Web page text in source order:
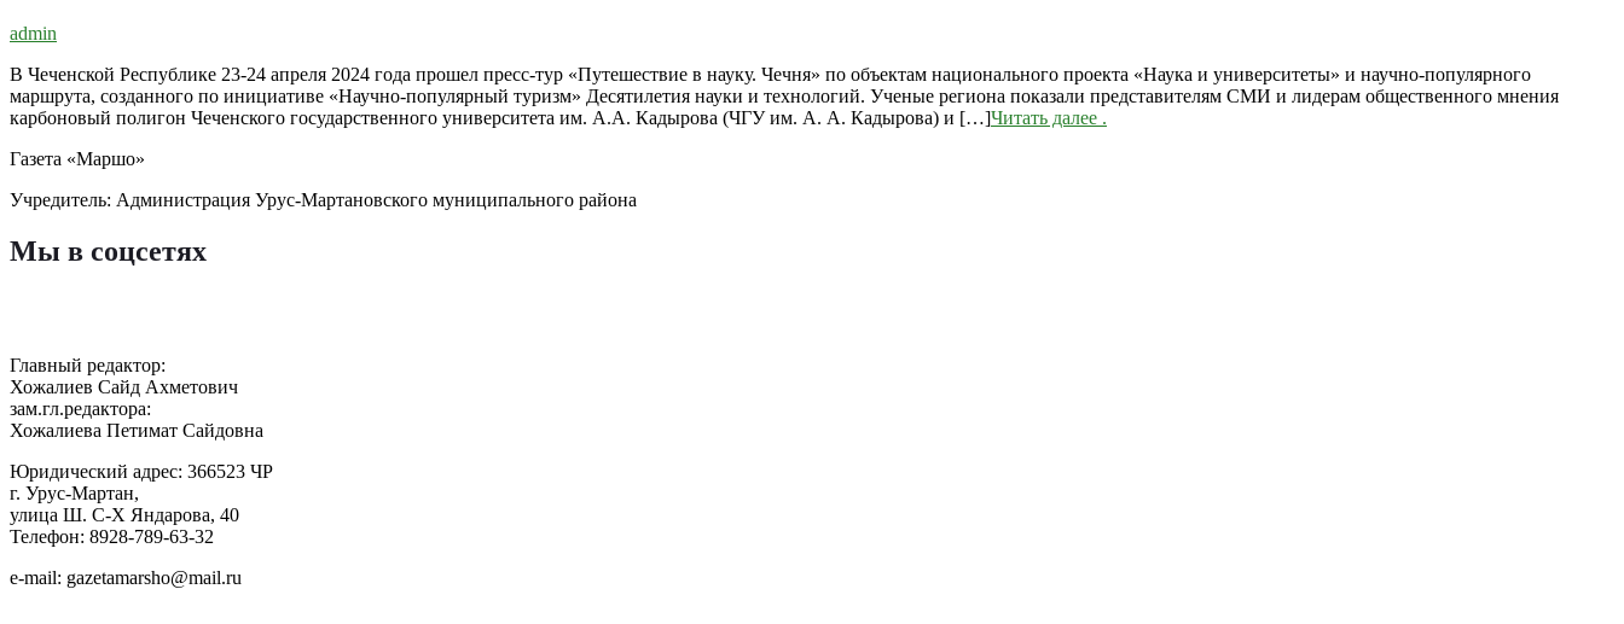
admin
В Чеченской Республике 23-24 апреля 2024 года прошел пресс-тур «Путешествие в науку. Чечня» по объектам национального проекта «Наука и университеты» и научно-популярного
маршрута, созданного по инициативе «Научно-популярный туризм» Десятилетия науки и технологий. Ученые региона показали представителям СМИ и лидерам общественного мнения
карбоновый полигон Чеченского государственного университета им. А.А. Кадырова (ЧГУ им. А. А. Кадырова) и […]Читать далее .
Газета «Маршо»
Учредитель: Администрация Урус-Мартановского муниципального района
Мы в соцсетях
Главный редактор:
Хожалиев Сайд Ахметович
зам.гл.редактора:
Хожалиева Петимат Сайдовна
Юридический адрес: 366523 ЧР
г. Урус-Мартан,
улица Ш. С-Х Яндарова, 40
Телефон: 8928-789-63-32
e-mail: gazetamarsho@mail.ru